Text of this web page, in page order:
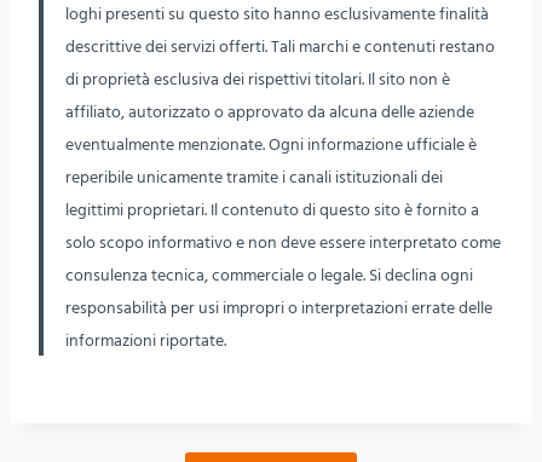
loghi presenti su questo sito hanno esclusivamente finalità
descrittive dei servizi offerti. Tali marchi e contenuti restano
di proprietà esclusiva dei rispettivi titolari. Il sito non è
affiliato, autorizzato o approvato da alcuna delle aziende
eventualmente menzionate. Ogni informazione ufficiale è
reperibile unicamente tramite i canali istituzionali dei
legittimi proprietari. Il contenuto di questo sito è fornito a
solo scopo informativo e non deve essere interpretato come
consulenza tecnica, commerciale o legale. Si declina ogni
responsabilità per usi impropri o interpretazioni errate delle
informazioni riportate.